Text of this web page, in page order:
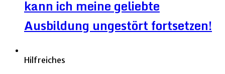
kann ich meine geliebte
Ausbildung ungestört fortsetzen!
Hilfreiches